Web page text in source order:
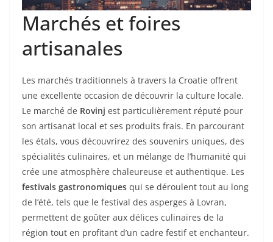
Marchés et foires
artisanales
Les marchés traditionnels à travers la Croatie offrent
une excellente occasion de découvrir la culture locale.
Le marché de Rovinj est particulièrement réputé pour
son artisanat local et ses produits frais. En parcourant
les étals, vous découvrirez des souvenirs uniques, des
spécialités culinaires, et un mélange de l’humanité qui
crée une atmosphère chaleureuse et authentique. Les
festivals gastronomiques qui se déroulent tout au long
de l’été, tels que le festival des asperges à Lovran,
permettent de goûter aux délices culinaires de la
région tout en profitant d’un cadre festif et enchanteur.